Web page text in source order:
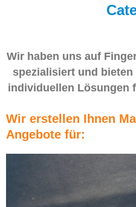
Wir haben uns auf
spezialisiert und
individuellen Lösungen
Wir erstellen Ihnen
Angebote für: